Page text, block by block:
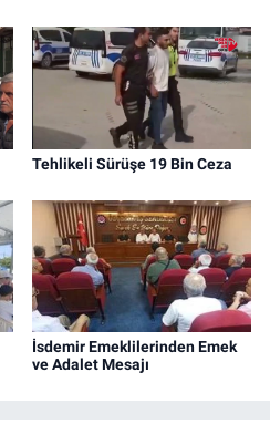
Tehlikeli Sürüşe 19 Bin Ceza
İsdemir Emeklilerinden Emek
ve Adalet Mesajı